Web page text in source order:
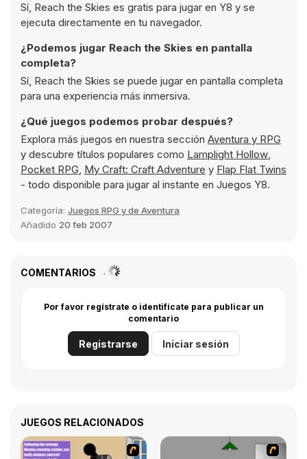
Sí, Reach the Skies es gratis para jugar en Y8 y se
ejecuta directamente en tu navegador.
¿Podemos jugar Reach the Skies en pantalla
completa?
Sí, Reach the Skies se puede jugar en pantalla completa
para una experiencia más inmersiva.
¿Qué juegos podemos probar después?
Explora más juegos en nuestra sección Aventura y RPG
y descubre títulos populares como Lamplight Hollow,
Pocket RPG, My Craft: Craft Adventure y Flap Flat Twins
- todo disponible para jugar al instante en Juegos Y8.
Categoría: Juegos RPG y de Aventura
Añadido 20 feb 2007
COMENTARIOS
Por favor regístrate o identifícate para publicar un
comentario
Registrarse Iniciar sesión
JUEGOS RELACIONADOS